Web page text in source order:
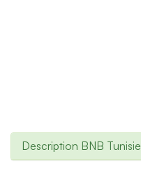
Description BNB Tunisie